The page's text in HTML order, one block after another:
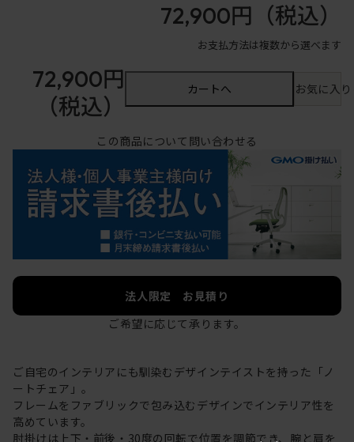
72,900円 （税込）
お支払方法は複数から選べます
72,900円
（税込）
カートへ お気に入
この商品について問い合わせる
法人限定 お見積り
ご希望に応じて承ります。
ご自宅のインテリアにも馴染むデザインテイストを持った「ノ
ートチェア」。
フレームをファブリックで包み込むデザインでインテリア性を
高めています。
肘掛けは上下・前後・30度の回転で位置を調節でき、腕と肩を